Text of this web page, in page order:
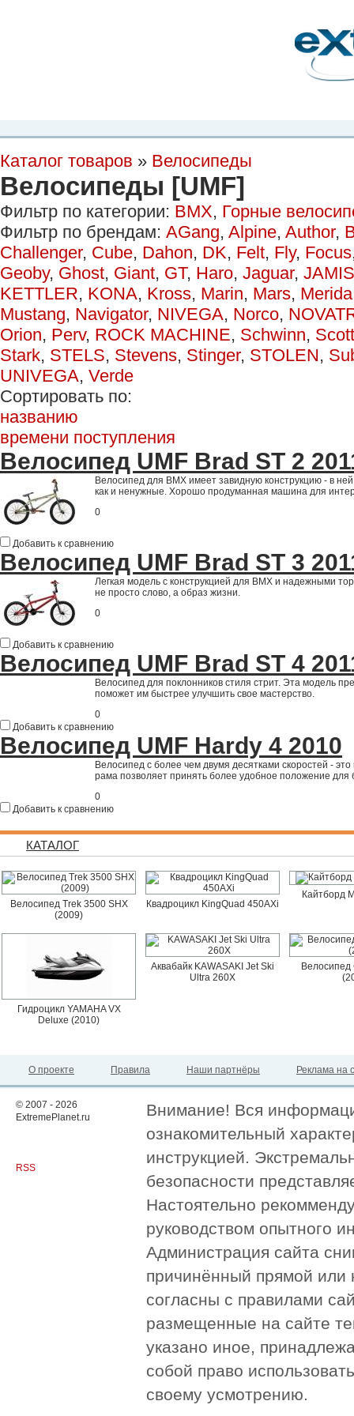
Каталог товаров » Велосипеды
Велосипеды [UMF]
Фильтр по категории: BMX, Горные
Фильтр по брендам: AGang, Alpine, Author,
Challenger, Cube, Dahon, DK, Felt, Fly, Focus
Geoby, Ghost, Giant, GT, Haro, Jaguar, JAMIS
KETTLER, KONA, Kross, Marin, Mars, Merida
Mustang, Navigator, NIVEGA, Norco,
Orion, Perv, ROCK MACHINE, Schwinn, Scott
Stark, STELS, Stevens, Stinger, STOLEN,
UNIVEGA, Verde
Сортировать по:
названию
времени поступления
Велосипед UMF Brad ST 2
Велосипед для ВМХ имеет завидную конструкцию - в
как и ненужные. Хорошо продуманная машина для
0
Добавить к сравнению
Велосипед UMF Brad ST 3
Легкая модель с конструкцией для ВМХ и надежными
не просто слово, а образ жизни.
0
Добавить к сравнению
Велосипед UMF Brad ST 4
Велосипед для поклонников стиля стрит. Эта модель
поможет им быстрее улучшить свое мастерство.
0
Добавить к сравнению
Велосипед UMF Hardy 4 2010
Велосипед с более чем двумя десятками скоростей -
рама позволяет принять более удобное положение для
0
Добавить к сравнению
КАТАЛОГ
Велосипед Trek 3500 SHX
(2009)
Квадроцикл KingQuad 450AXi
Кайтборд
Гидроцикл YAMAHA VX
Deluxe (2010)
Аквабайк KAWASAKI Jet Ski
Ultra 260X
Велосипед
О проекте Правила Наши партнёры Реклама на
© 2007 - 2026
ExtremePlanet.ru
RSS
Внимание! Вся
ознакомительный
инструкцией.
безопасности
Настоятельно
руководством опытного
Администрация сайта
причинённый прямой или
согласны с правилами
размещенные на сайте
указано иное,
собой право
своему усмотрению.